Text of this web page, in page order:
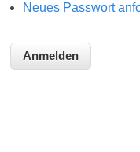
Neues Passwort